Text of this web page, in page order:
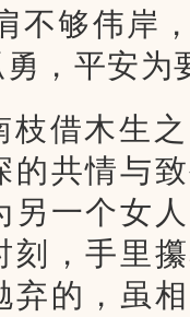
不够伟岸
，平安为
枝借木生
的共情与
另一个女
刻，手里
弃的，虽